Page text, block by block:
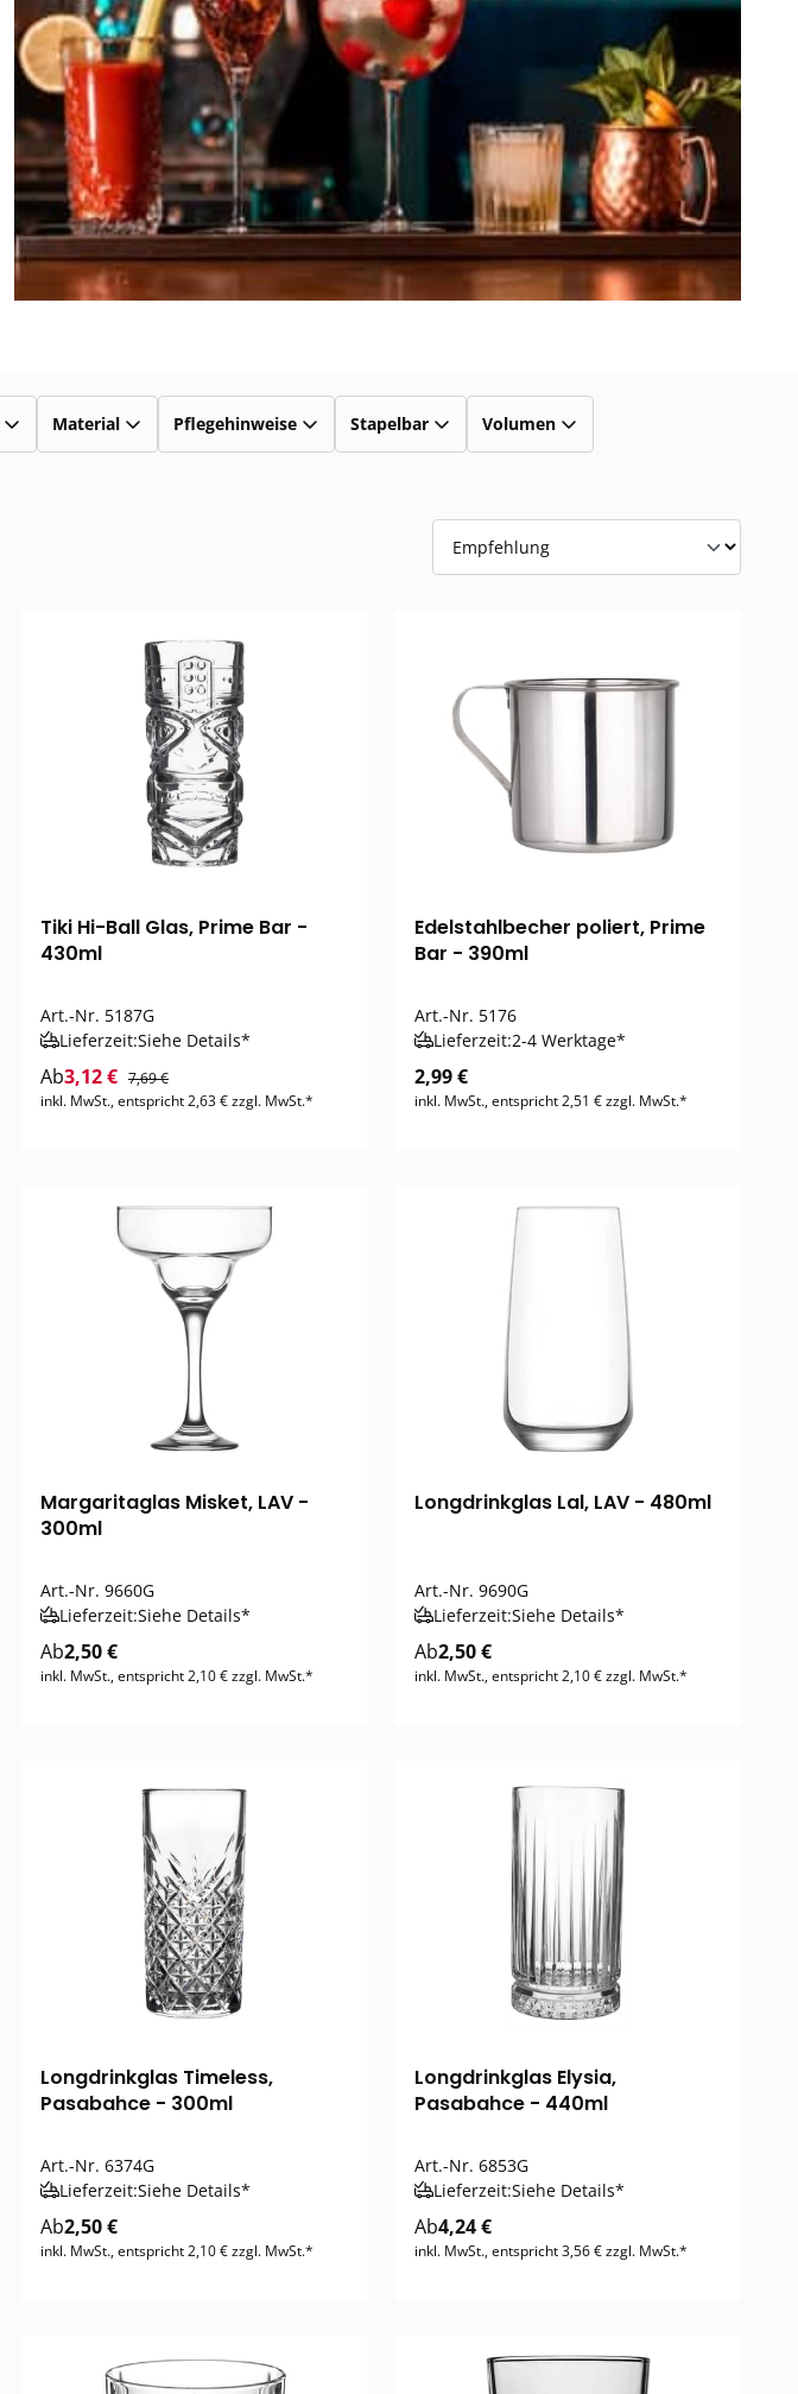
Material Pflegehinweise Stapelbar Volumen
Tiki Hi-Ball Glas, Prime Bar -
430ml
Art.-Nr. 5187G
Lieferzeit:Siehe Details*
Ab3,12 € 7,69 €
inkl. MwSt., entspricht 2,63 € zzgl. MwSt.*
Edelstahlbecher poliert, Prime
Bar - 390ml
Art.-Nr. 5176
Lieferzeit:2-4 Werktage*
2,99 €
inkl. MwSt., entspricht 2,51 € zzgl. MwSt.*
Margaritaglas Misket, LAV -
300ml
Art.-Nr. 9660G
Lieferzeit:Siehe Details*
Ab2,50 €
inkl. MwSt., entspricht 2,10 € zzgl. MwSt.*
Longdrinkglas Lal, LAV - 480ml
Art.-Nr. 9690G
Lieferzeit:Siehe Details*
Ab2,50 €
inkl. MwSt., entspricht 2,10 € zzgl. MwSt.*
Longdrinkglas Timeless,
Pasabahce - 300ml
Art.-Nr. 6374G
Lieferzeit:Siehe Details*
Ab2,50 €
inkl. MwSt., entspricht 2,10 € zzgl. MwSt.*
Longdrinkglas Elysia,
Pasabahce - 440ml
Art.-Nr. 6853G
Lieferzeit:Siehe Details*
Ab4,24 €
inkl. MwSt., entspricht 3,56 € zzgl. MwSt.*